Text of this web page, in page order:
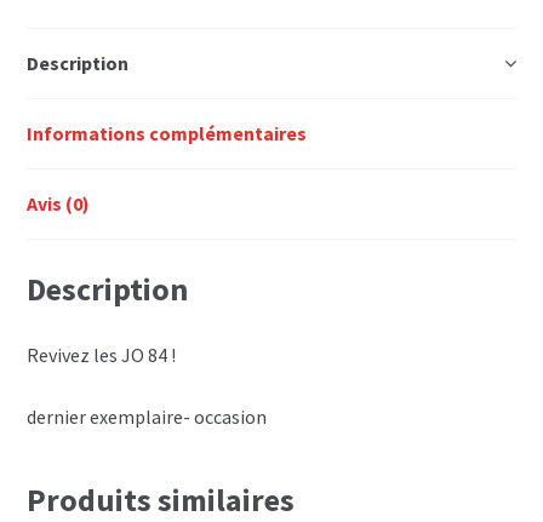
heures
JO
Description
Informations complémentaires
Avis (0)
Description
Revivez les JO 84 !
dernier exemplaire- occasion
Produits similaires